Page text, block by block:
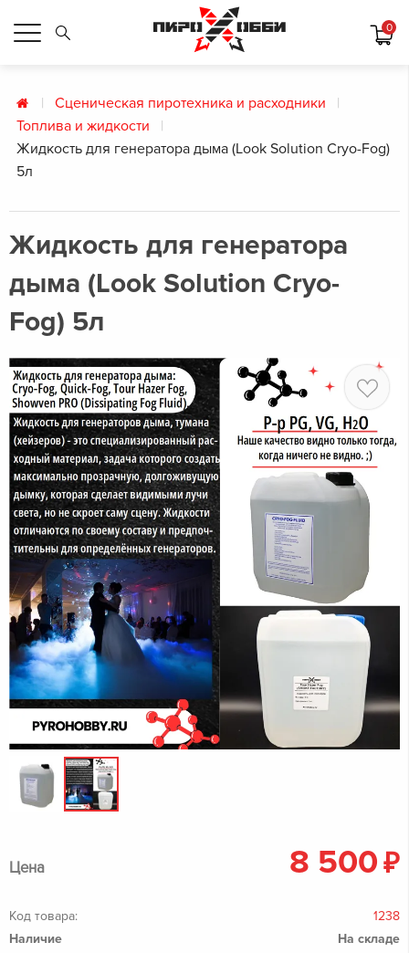
0
Сценическая пиротехника и расходники
Топлива и жидкости
Жидкость для генератора дыма (Look Solution Cryo-Fog)
5л
Жидкость для генератора
дыма (Look Solution Cryo-
Fog) 5л
Цена 8 500 ₽
Код товара:
1238
Наличие
На складе